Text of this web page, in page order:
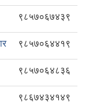
९८५७०६७४३९
९८५७०६४४१९
९८५७०६४८३६
९८६७४३४१४९